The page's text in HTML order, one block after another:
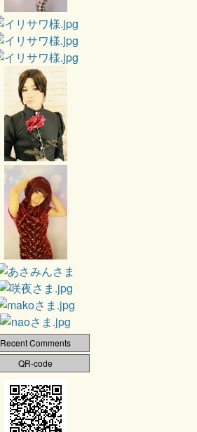
Recent Comments
QR-code